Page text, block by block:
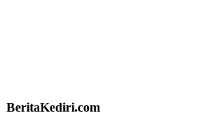
BeritaKediri.com